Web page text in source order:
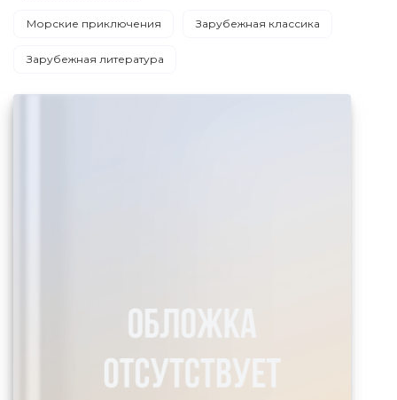
Морские приключения Зарубежная классика
Зарубежная литература